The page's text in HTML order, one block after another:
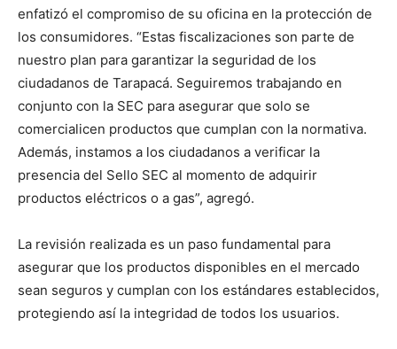
enfatizó el compromiso de su oficina en la protección de
los consumidores. “Estas fiscalizaciones son parte de
nuestro plan para garantizar la seguridad de los
ciudadanos de Tarapacá. Seguiremos trabajando en
conjunto con la SEC para asegurar que solo se
comercialicen productos que cumplan con la normativa.
Además, instamos a los ciudadanos a verificar la
presencia del Sello SEC al momento de adquirir
productos eléctricos o a gas”, agregó.
La revisión realizada es un paso fundamental para
asegurar que los productos disponibles en el mercado
sean seguros y cumplan con los estándares establecidos,
protegiendo así la integridad de todos los usuarios.